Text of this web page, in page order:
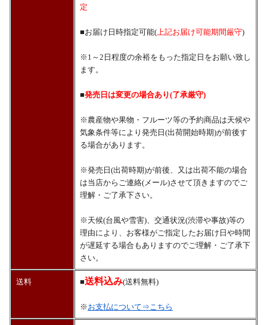
定
■お届け日時指定可能(上記お届け可能期間厳守)
※1～2日程度の余裕をもった指定日をお願い致し
ます。
■発売日は変更の場合あり(了承厳守)
※農産物や果物・フルーツ等の予約商品は天候や
気象条件等により発売日(出荷開始時期)が前後す
る場合があります。
※発売日(出荷時期)が前後、又は出荷不能の場合
は当店からご連絡(メール)させて頂きますのでご
理解・ご了承下さい。
※天候(台風や雪害)、交通状況(渋滞や事故)等の
理由により、お客様がご指定したお届け日や時間
が遅延する場合もありますのでご理解・ご了承下
さい。
送料 ■送料込み(送料無料)
※ お支払について⇒こちら